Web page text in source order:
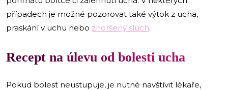
případech je možné pozorovat také výtok z ucha,
praskání v uchu nebo zhoršený sluch.
Recept na úlevu od bolesti ucha
Pokud bolest neustupuje, je nutné navštívit lékaře,